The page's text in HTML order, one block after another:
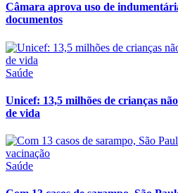
Câmara aprova uso de
documentos
Saúde
Unicef: 13,5 milhões de crianças
de vida
Saúde